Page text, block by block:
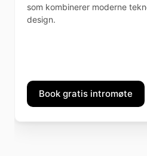
som kombinerer moderne
design.
Book gratis intromøte